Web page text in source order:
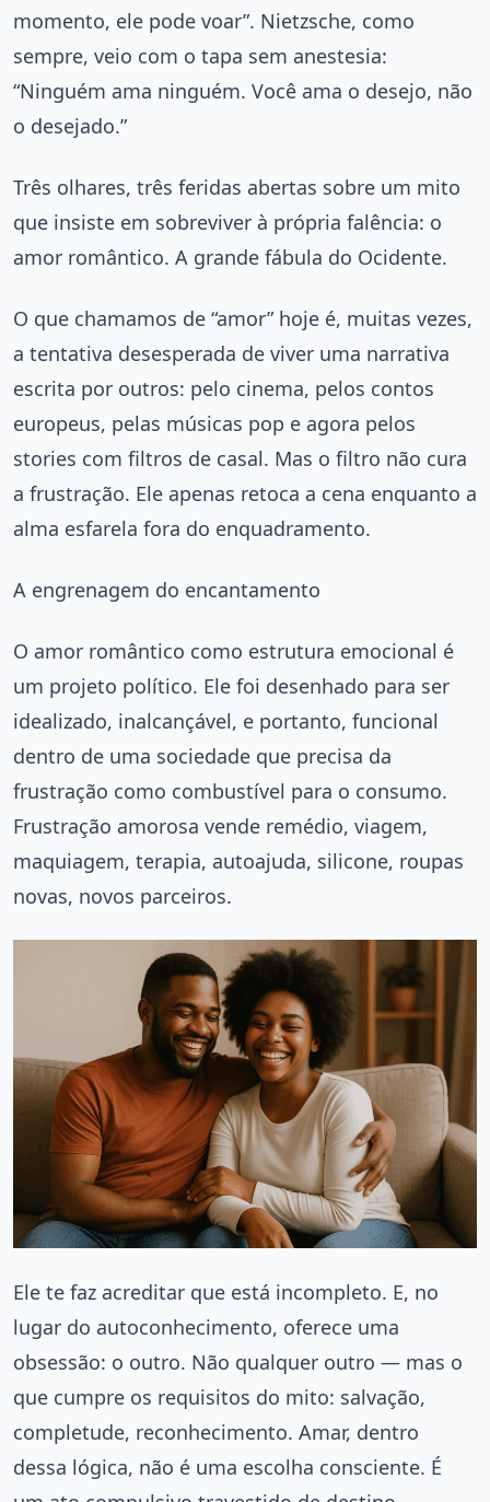
momento, ele pode voar”. Nietzsche, como
sempre, veio com o tapa sem anestesia:
“Ninguém ama ninguém. Você ama o desejo, não
o desejado.”
Três olhares, três feridas abertas sobre um mito
que insiste em sobreviver à própria falência: o
amor romântico. A grande fábula do Ocidente.
O que chamamos de “amor” hoje é, muitas vezes,
a tentativa desesperada de viver uma narrativa
escrita por outros: pelo cinema, pelos contos
europeus, pelas músicas pop e agora pelos
stories com filtros de casal. Mas o filtro não cura
a frustração. Ele apenas retoca a cena enquanto a
alma esfarela fora do enquadramento.
A engrenagem do encantamento
O amor romântico como estrutura emocional é
um projeto político. Ele foi desenhado para ser
idealizado, inalcançável, e portanto, funcional
dentro de uma sociedade que precisa da
frustração como combustível para o consumo.
Frustração amorosa vende remédio, viagem,
maquiagem, terapia, autoajuda, silicone, roupas
novas, novos parceiros.
Ele te faz acreditar que está incompleto. E, no
lugar do autoconhecimento, oferece uma
obsessão: o outro. Não qualquer outro — mas o
que cumpre os requisitos do mito: salvação,
completude, reconhecimento. Amar, dentro
dessa lógica, não é uma escolha consciente. É